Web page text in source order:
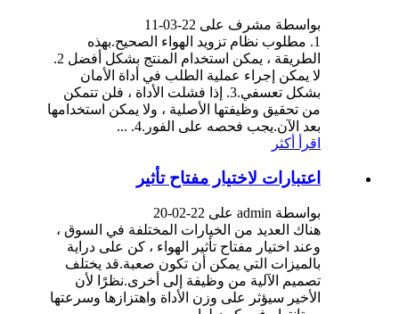
بواسطة مشرف على 22-03-11
1. مطلوب نظام تزويد الهواء الصحيح.بهذه
الطريقة ، يمكن استخدام المنتج بشكل أفضل 2.
لا يمكن إجراء عملية الطلب في أداة الأمان
بشكل تعسفي.3. إذا فشلت الأداة ، فلن تتمكن
من تحقيق وظيفتها الأصلية ، ولا يمكن استخدامها
بعد الآن.يجب فحصه على الفور.4. ...
اقرأ أكثر
اعتبارات لاختيار مفتاح تأثير
بواسطة admin على 22-02-20
هناك العديد من الخيارات المختلفة في السوق ،
وعند اختيار مفتاح تأثير الهواء ، كن على دراية
بالميزات التي يمكن أن تكون صعبة.قد يختلف
تصميم الآلية من وظيفة إلى أخرى.نظرًا لأن
الأخير سيؤثر على وزن الأداة واهتزازها وسرعتها